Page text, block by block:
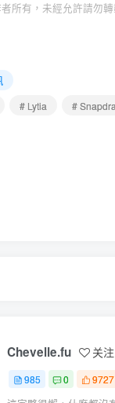
所有，未經允許請勿轉
# Lytia #
Chevelle.fu 关注
985 0 9727